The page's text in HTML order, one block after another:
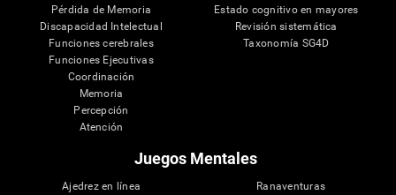
Pérdida de Memoria
Discapacidad Intelectual
Funciones cerebrales
Funciones Ejecutivas
Coordinación
Memoria
Percepción
Atención
Estado cognitivo en mayores
Revisión sistemática
Taxonomía SG4D
Juegos Mentales
Ajedrez en línea
Ranaventuras